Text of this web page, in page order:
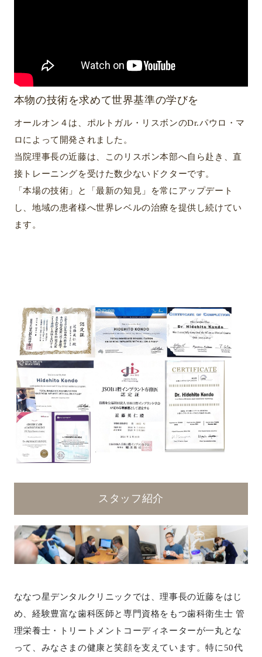
本物の技術を求めて世界基準の学びを
オールオン４は、ポルトガル・リスボンのDr.パウロ・マ
ロによって開発されました。
当院理事長の近藤は、このリスボン本部へ自ら赴き、直
接トレーニングを受けた数少ないドクターです。
「本場の技術」と「最新の知見」を常にアップデート
し、地域の患者様へ世界レベルの治療を提供し続けてい
ます。
スタッフ紹介
ななつ星デンタルクリニックでは、理事長の近藤をはじ
め、経験豊富な歯科医師と専門資格をもつ歯科衛生士 管
理栄養士・トリートメントコーディネーターが一丸とな
って、みなさまの健康と笑顔を支えています。特に50代